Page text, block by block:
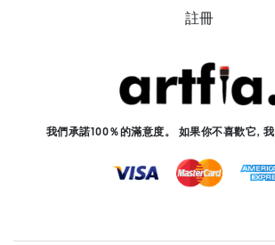
註冊
我們承諾100％的滿意度。 如果你不喜歡它, 我